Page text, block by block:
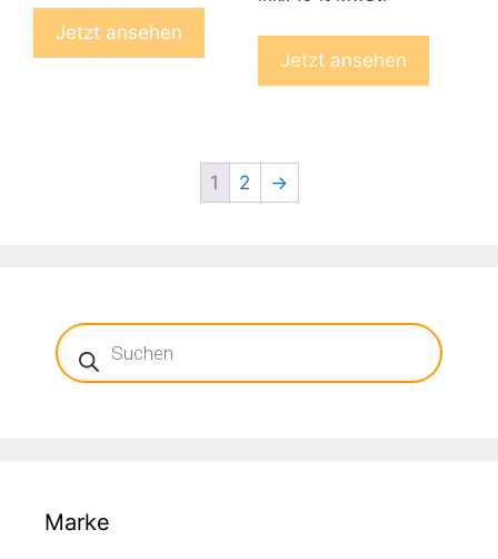
Jetzt ansehen
Jetzt ansehen
1 2 →
Products
search
Marke